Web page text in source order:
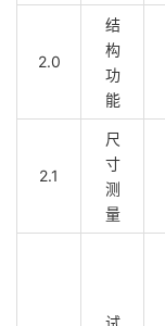
2.0
结
构
功
能
2.1
尺
寸
测
量
试